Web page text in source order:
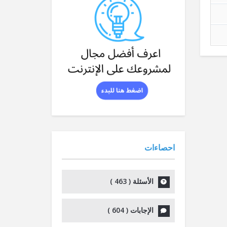
احصاءات
الأسئلة (463
)
الإجابات (604
)